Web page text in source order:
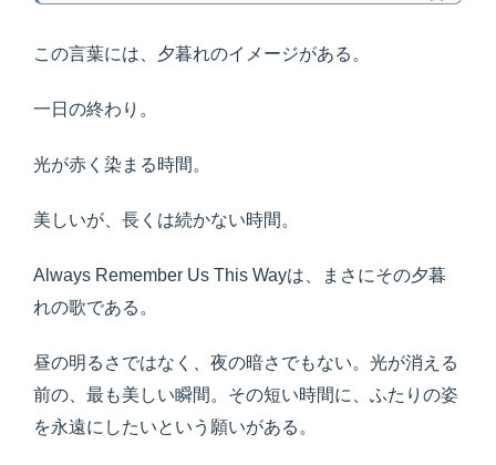
この言葉には、夕暮れのイメージがある。
一日の終わり。
光が赤く染まる時間。
美しいが、長くは続かない時間。
Always Remember Us This Wayは、まさにその夕暮
れの歌である。
昼の明るさではなく、夜の暗さでもない。光が消える
前の、最も美しい瞬間。その短い時間に、ふたりの姿
を永遠にしたいという願いがある。